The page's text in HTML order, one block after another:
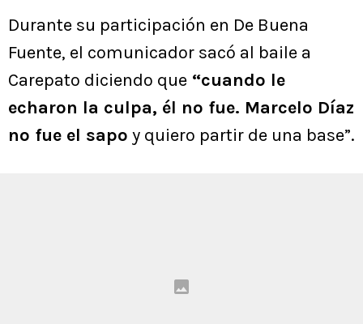
Durante su participación en De Buena
Fuente, el comunicador sacó al baile a
Carepato diciendo que “cuando le
echaron la culpa, él no fue. Marcelo Díaz
no fue el sapo y quiero partir de una base”.